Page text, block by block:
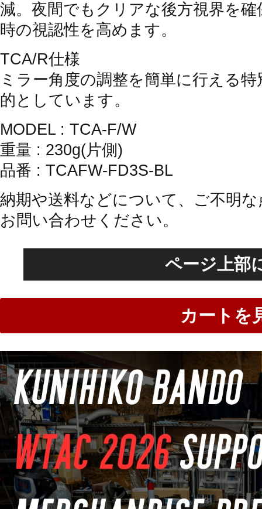
減。夜間でもクリアな後方視界を
時の視認性を高めます。
TCA/R仕様
ミラー角度の調整を簡単に行える
的としています。
MODEL : TCA-F/W
重量 : 230g(片側)
品番 : TCAFW-FD3S-BL
納期や送料などについて、ご不明
お問い合わせください。
ページ上部
カートを